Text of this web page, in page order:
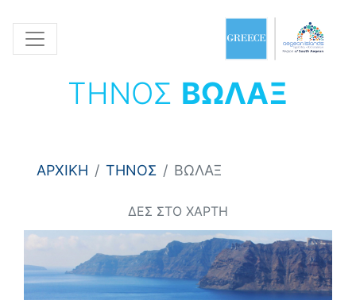
ΤΗΝΟΣ ΒΩΛΑΞ
ΑΡΧΙΚΗ ΤΗΝΟΣ ΒΩΛΑΞ
ΔΕΣ ΣΤΟ ΧΑΡΤΗ